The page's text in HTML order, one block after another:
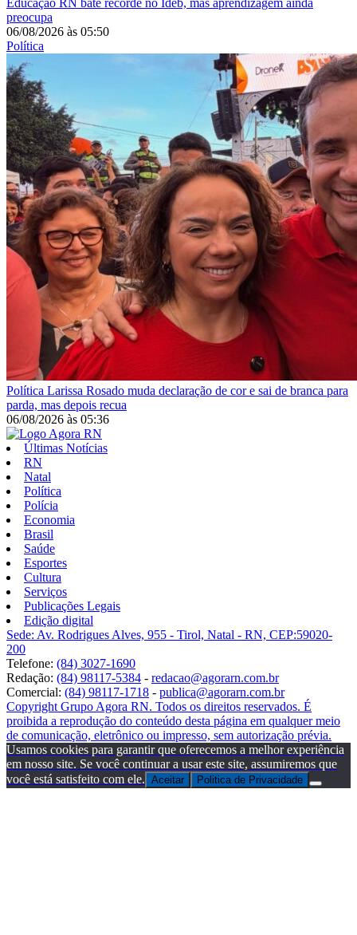
preocupa
06/08/2026 às 05:50
Política
Política Larissa Rosado muda declaração de cor e sai de branca para
parda, mas depois recua
06/08/2026 às 05:36
Últimas Notícias
RN
Natal
Política
Polícia
Economia
Brasil
Saúde
Esportes
Cultura
Serviços
Publicações Legais
Edição digital
Sede: Av. Rodrigues Alves, 955 - Tirol, Natal - RN, CEP:59020-
200
Telefone: (84) 3027-1690
Redação: (84) 98117-5384 - redacao@agorarn.com.br
Comercial: (84) 98117-1718 - publica@agorarn.com.br
Copyright Grupo Agora RN. Todos os direitos reservados. É
proibida a reprodução do conteúdo desta página em qualquer meio
de comunicação, eletrônico ou impresso, sem autorização prévia.
Usamos cookies para garantir que oferecemos a melhor experiência
em nosso site. Se você continuar a usar este site, assumiremos que
você está satisfeito com ele. Aceitar Politica de Privacidade